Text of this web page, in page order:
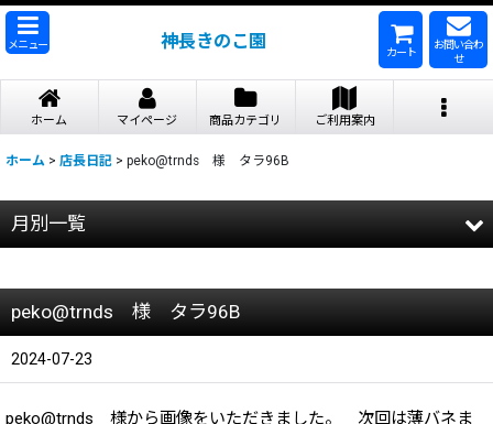
メニュー 神長きのこ園 カート
お問い合わ
せ
ホーム マイページ 商品カテゴリ ご利用案内
ホーム > 店長日記 > peko@trnds 様 タラ96B
peko@trnds 様 タラ96B
2024-07-23
peko@trnds 様から画像をいただきました。 次回は薄バネま
月別一覧
2025年
2024年